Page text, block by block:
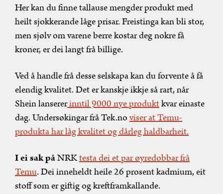
Her kan du finne tallause mengder produkt med
heilt sjokkerande låge prisar. Freistinga kan bli stor,
men sjølv om varene berre kostar deg nokre få
kroner, er dei langt frå billige.
Ved å handle frå desse selskapa kan du forvente å få
elendig kvalitet. Det er kanskje ikkje så rart, når
Shein lansererinntil 9000 nye produktkvar einaste
dag. Undersøkingar frå Tek.noviser at Temu-
produkta har låg kvalitet og dårleg haldbarheit.
I ei sak påNRKtesta dei et par øyredobbar frå
Temu. Dei inneheldt heile 26 prosent kadmium, eit
stoff som er giftig og kreftframkallande.